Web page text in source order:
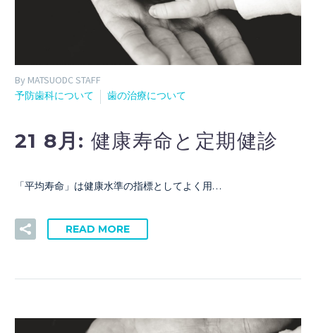
By MATSUODC STAFF
予防歯科について
歯の治療について
21 8月: 健康寿命と定期健診
「平均寿命」は健康水準の指標としてよく用…
READ MORE